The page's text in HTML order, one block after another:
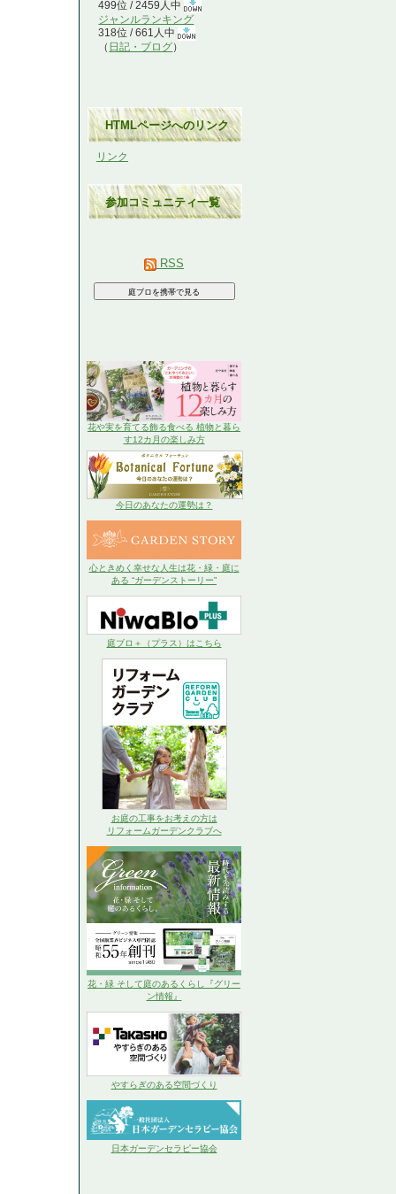
499位 / 2459人中
ジャンルランキング
318位 / 661人中
（ 日記・ブログ）
HTMLページへのリンク
リンク
参加コミュニティ一覧
RSS
花や実を育てる飾る食べる 植物と暮ら
す12カ月の楽しみ方
今日のあなたの運勢は？
心ときめく幸せな人生は花・緑・庭に
ある “ガーデンストーリー”
庭ブロ＋（プラス）はこちら
お庭の工事をお考えの方は
リフォームガーデンクラブへ
花・緑 そして庭のあるくらし『グリー
ン情報』
やすらぎのある空間づくり
日本ガーデンセラピー協会